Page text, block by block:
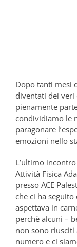
Dopo tanti mesi
diventati dei
pienamente
condividiamo le
paragonare
emozioni nello
L’ultimo
Attività Fisica
presso ACE
che ci ha seguito
aspettava in
perchè alcuni –
non sono
numero e ci